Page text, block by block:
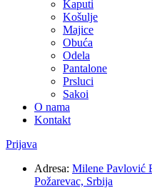
Kaputi
Košulje
Majice
Obuća
Odela
Pantalone
Prsluci
Sakoi
O nama
Kontakt
Prijava
Adresa: Milene Pavlović
Požarevac, Srbija